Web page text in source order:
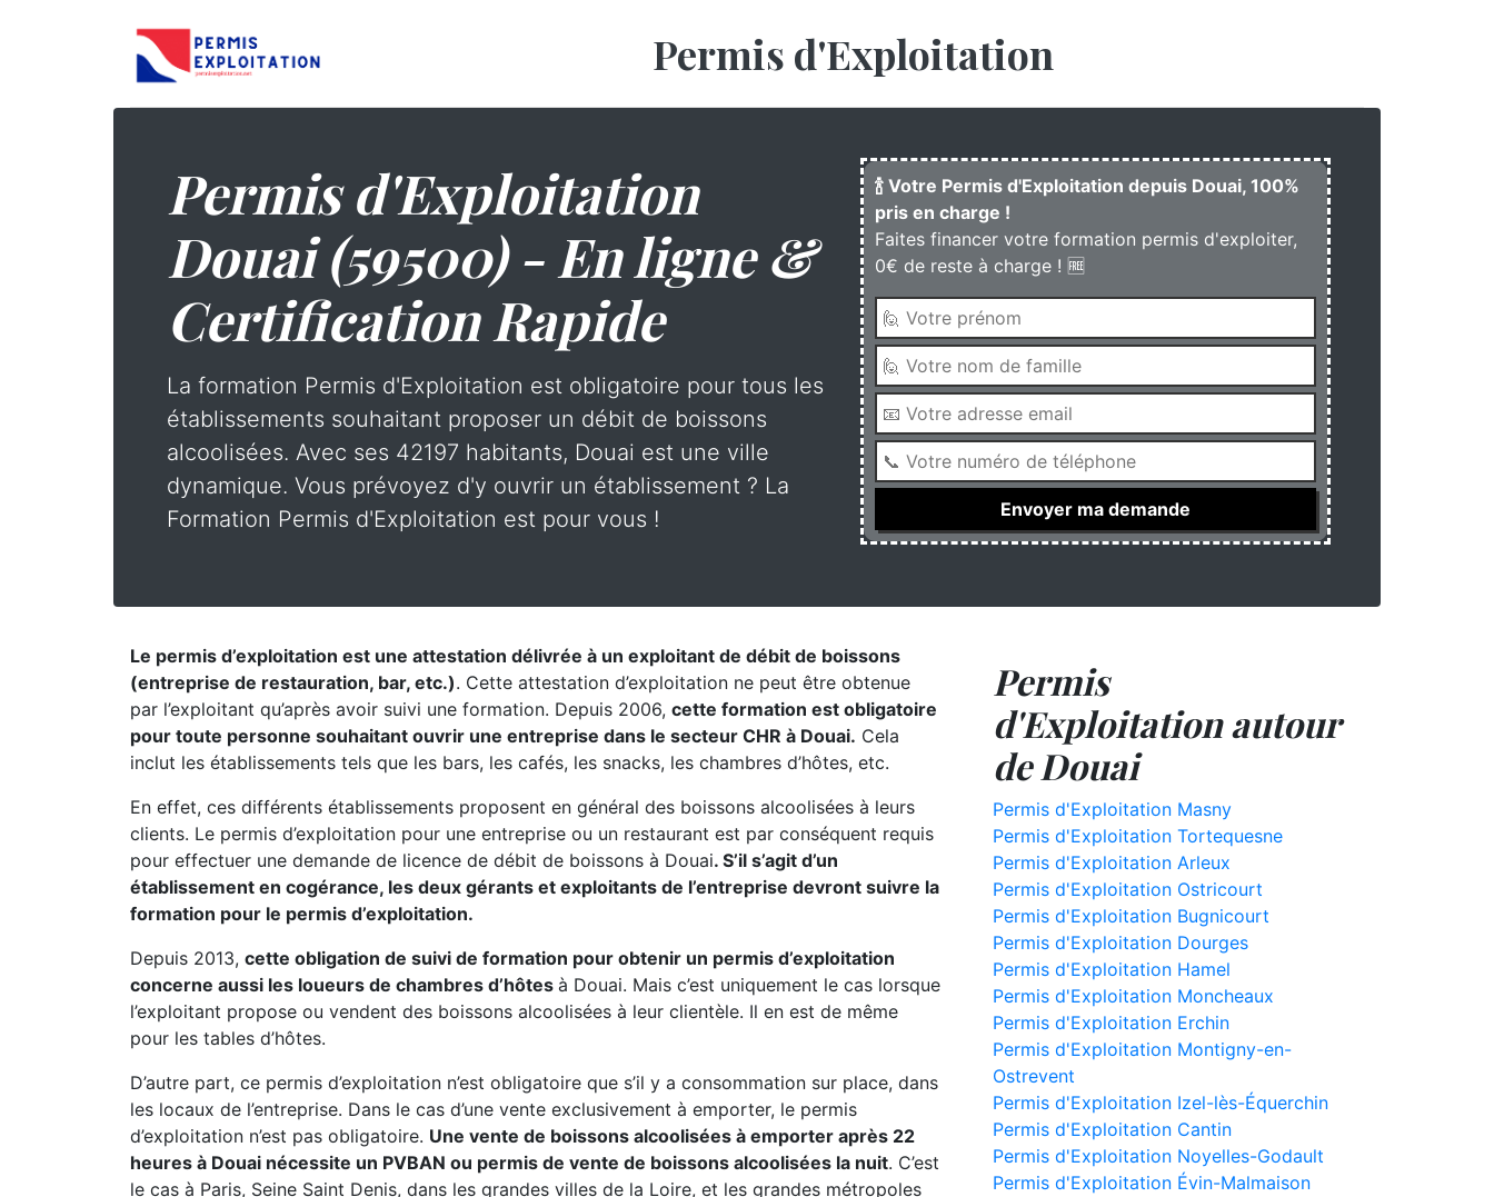
Permis d'Exploitation
Permis d'Exploitation
Douai (59500) - En ligne &
Certification Rapide
La formation Permis d'Exploitation est obligatoire pour tous les
établissements souhaitant proposer un débit de boissons
alcoolisées. Avec ses 42197 habitants, Douai est une ville
dynamique. Vous prévoyez d'y ouvrir un établissement ? La
Formation Permis d'Exploitation est pour vous !
🍾 Votre Permis d'Exploitation depuis Douai, 100%
pris en charge !
Faites financer votre formation permis d'exploiter,
0€ de reste à charge ! 🆓
Le permis d’exploitation est une attestation délivrée à un exploitant de débit de boissons
(entreprise de restauration, bar, etc.). Cette attestation d’exploitation ne peut être obtenue
par l’exploitant qu’après avoir suivi une formation. Depuis 2006, cette formation est obligatoire
pour toute personne souhaitant ouvrir une entreprise dans le secteur CHR à Douai. Cela
inclut les établissements tels que les bars, les cafés, les snacks, les chambres d’hôtes, etc.
En effet, ces différents établissements proposent en général des boissons alcoolisées à leurs
clients. Le permis d’exploitation pour une entreprise ou un restaurant est par conséquent requis
pour effectuer une demande de licence de débit de boissons à Douai. S’il s’agit d’un
établissement en cogérance, les deux gérants et exploitants de l’entreprise devront suivre la
formation pour le permis d’exploitation.
Depuis 2013, cette obligation de suivi de formation pour obtenir un permis d’exploitation
concerne aussi les loueurs de chambres d’hôtes à Douai. Mais c’est uniquement le cas lorsque
l’exploitant propose ou vendent des boissons alcoolisées à leur clientèle. Il en est de même
pour les tables d’hôtes.
D’autre part, ce permis d’exploitation n’est obligatoire que s’il y a consommation sur place, dans
les locaux de l’entreprise. Dans le cas d’une vente exclusivement à emporter, le permis
d’exploitation n’est pas obligatoire. Une vente de boissons alcoolisées à emporter après 22
heures à Douai nécessite un PVBAN ou permis de vente de boissons alcoolisées la nuit. C’est
le cas à Paris, Seine Saint Denis, dans les grandes villes de la Loire, et les grandes métropoles
Permis
d'Exploitation autour
de Douai
Permis d'Exploitation Masny
Permis d'Exploitation Tortequesne
Permis d'Exploitation Arleux
Permis d'Exploitation Ostricourt
Permis d'Exploitation Bugnicourt
Permis d'Exploitation Dourges
Permis d'Exploitation Hamel
Permis d'Exploitation Moncheaux
Permis d'Exploitation Erchin
Permis d'Exploitation Montigny-en-
Ostrevent
Permis d'Exploitation Izel-lès-Équerchin
Permis d'Exploitation Cantin
Permis d'Exploitation Noyelles-Godault
Permis d'Exploitation Évin-Malmaison